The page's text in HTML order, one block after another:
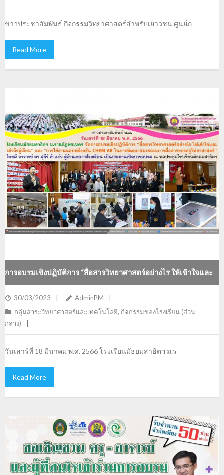
ข่าวประชาสัมพันธ์ กิจกรรมวิทยาศาสตร์สำหรับเยาวชน ศูนย์ภ
Read More
การอบรมเชิงปฏิบัติการ “สื่อสารวิทยาศาสตร์อย่างไร ให้เข้าใจและ
เข้าถึงผู้เรียน”
30/03/2023
AdminPM
กลุ่มสาระวิทยาศาสตร์และเทคโนโลยี, กิจกรรมของโรงเรียน (ส่วน
กลาง)
วันเสาร์ที่ 18 มีนาคม พ.ศ. 2566 โรงเรียนมัธยมสาธิตฯ ม.ร
Read More